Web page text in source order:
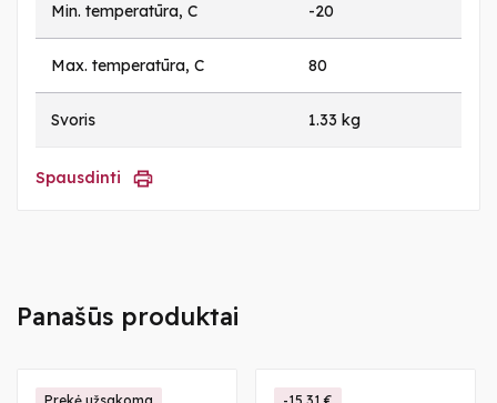
Min. temperatūra, C -20
Max. temperatūra, C 80
Svoris 1.33 kg
Spausdinti
Panašūs produktai